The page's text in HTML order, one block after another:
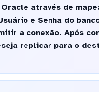
através de
e Senha do
a conexão. Após
replicar para o